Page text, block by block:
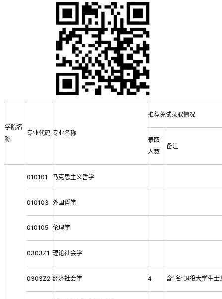
学院名
称
专业代码 专业名称
推荐免试录取情况
录取
人数
备注
010101 马克思主义哲学
010103 外国哲学
010105 伦理学
0303Z1 理论社会学
0303Z2 经济社会学 4 含1名“退役大学生士